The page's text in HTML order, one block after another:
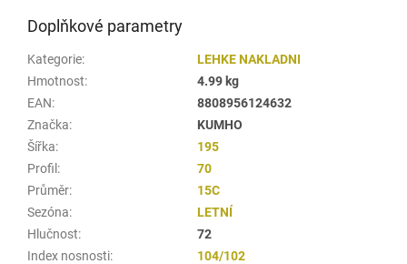
Doplňkové parametry
Kategorie:
LEHKE NAKLADNI
Hmotnost:
4.99 kg
EAN:
8808956124632
Značka:
KUMHO
Šířka:
195
Profil :
70
Průměr:
15C
Sezóna:
LETNÍ
Hlučnost:
72
Index nosnosti:
104/102